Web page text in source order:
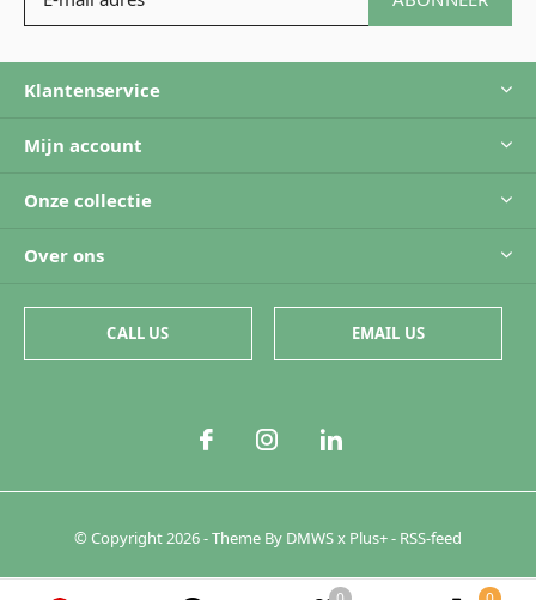
Klantenservice
Mijn account
Onze collectie
Over ons
CALL US EMAIL US
© Copyright2026- Theme By DMWSx Plus+- RSS-feed